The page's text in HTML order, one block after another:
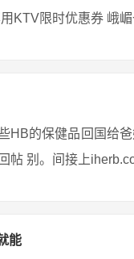
KTV限时优惠券 峨嵋
HB的保健品回国给
帖 别。间接上
能